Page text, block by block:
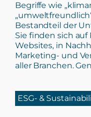
Begriffe wie
Bestandteil der
Sie finden sich
Websites, in
Marketing- und
aller Branchen.
ESG- &